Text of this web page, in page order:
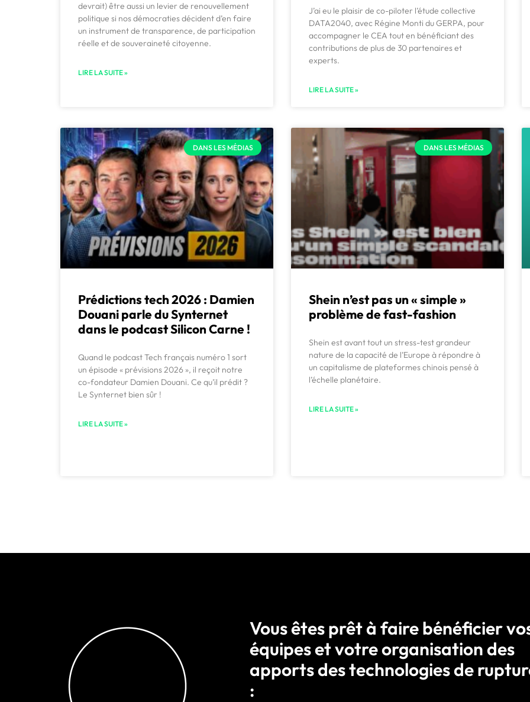
devrait) être aussi un levier de renouvellement
politique si nos démocraties décident d’en faire
un instrument de transparence, de participation
réelle et de souveraineté citoyenne.
LIRE LA SUITE »
J’ai eu le plaisir de co-piloter l’étude collective
DATA2040, avec Régine Monti du GERPA, pour
accompagner le CEA tout en bénéficiant des
contributions de plus de 30 partenaires et
experts.
LIRE LA SUITE »
DANS LES MÉDIAS
Prédictions tech 2026 : Damien
Douani parle du Synternet
dans le podcast Silicon Carne !
Quand le podcast Tech français numéro 1 sort
un épisode « prévisions 2026 », il reçoit notre
co-fondateur Damien Douani. Ce qu’il prédit ?
Le Synternet bien sûr !
LIRE LA SUITE »
DANS LES MÉDIAS
Shein n’est pas un « simple »
problème de fast-fashion
Shein est avant tout un stress-test grandeur
nature de la capacité de l’Europe à répondre à
un capitalisme de plateformes chinois pensé à
l’échelle planétaire.
LIRE LA SUITE »
Vous êtes prêt à faire bénéficier
équipes et votre organisation des
apports des technologies de
: